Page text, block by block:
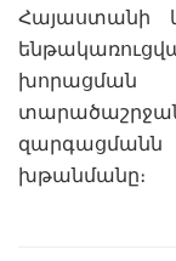
Հայաստանի
խորացման
խթանմանը։